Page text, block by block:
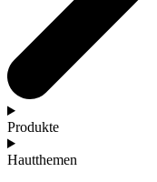
Produkte
Hautthemen